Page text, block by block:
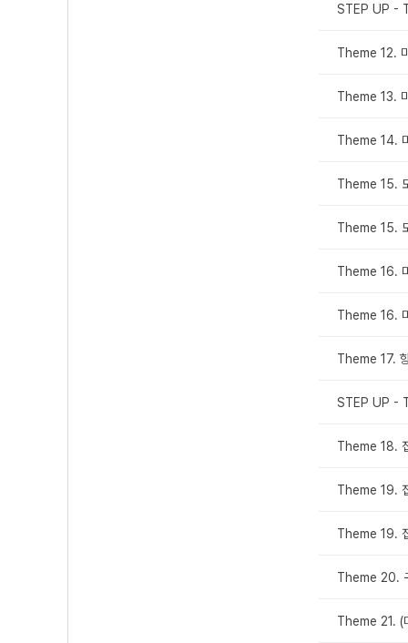
STEP UP -
Theme 12.
Theme 13.
Theme 14.
Theme 15.
Theme 15.
Theme 16.
Theme 16.
Theme 17.
STEP UP -
Theme 18.
Theme 19.
Theme 19.
Theme 20.
Theme 21. (